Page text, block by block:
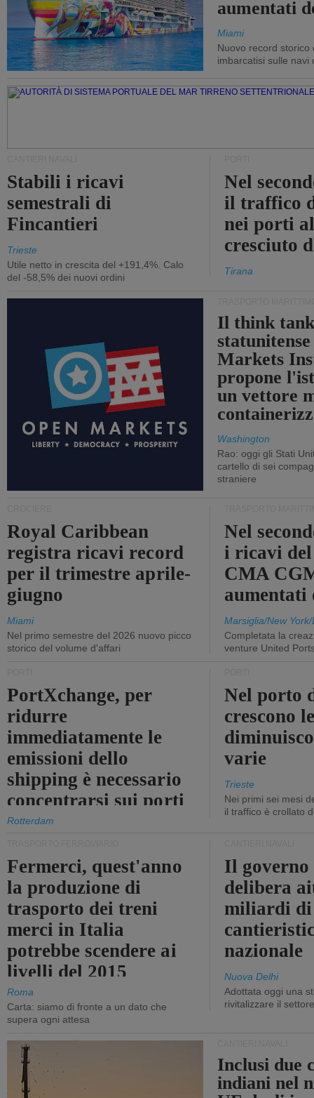
aumentati
Miami
Nuovo record storico
imbarcatisi sulle navi
Stabili i ricavi
semestrali di
Fincantieri
Trieste
Utile netto in crescita del +191,4%. Calo
del -58,5% dei nuovi ordini
Nel
il traffico
nei porti
cresciuto
Tirana
Il think
Markets
propone
un vettore
Washington
Rao: oggi gli Stati
cartello di sei
straniere
Royal Caribbean
registra ricavi record
per il trimestre aprile-
giugno
Miami
Nel primo semestre del 2026 nuovo picco
storico del volume d'affari
Nel
i ricavi
CMA
aumentati
Marsiglia/New
Completata la
venture United
PortXchange, per
ridurre
immediatamente le
emissioni dello
shipping è necessario
concentrarsi sui porti
Rotterdam
Nel porto
crescono
varie
Trieste
Nei primi sei mesi
il traffico è crollato
Fermerci, quest'anno
la produzione di
trasporto dei treni
merci in Italia
potrebbe scendere ai
livelli del 2015
Roma
Carta: siamo di fronte a un dato che
supera ogni attesa
Il
delibera
miliardi
nazionale
Nuova Delhi
Adottata oggi una
rivitalizzare il settore
Inclusi due
indiani nel